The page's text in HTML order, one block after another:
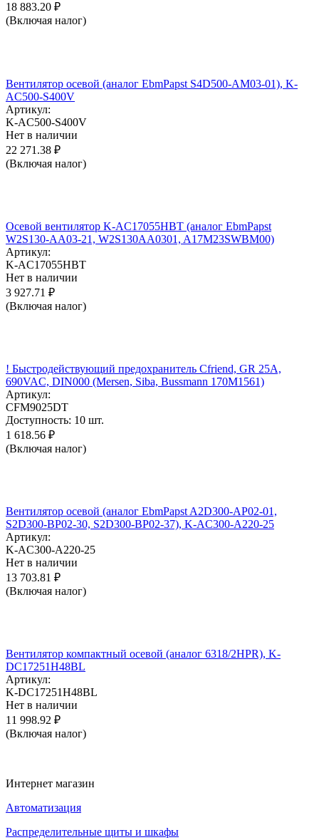
18 883.20 ₽
(Включая налог)
Вентилятор осевой (аналог EbmPapst S4D500-AM03-01), K-
AC500-S400V
Артикул:
K-AC500-S400V
Нет в наличии
22 271.38 ₽
(Включая налог)
Осевой вентилятор K-AC17055HBT (аналог EbmPapst
W2S130-AA03-21, W2S130AA0301, A17M23SWBM00)
Артикул:
K-AC17055HBT
Нет в наличии
3 927.71 ₽
(Включая налог)
! Быстродействующий предохранитель Cfriend, GR 25А,
690VAC, DIN000 (Mersen, Siba, Bussmann 170M1561)
Артикул:
CFM9025DT
Доступность: 10 шт.
1 618.56 ₽
(Включая налог)
Вентилятор осевой (аналог EbmPapst A2D300-AP02-01,
S2D300-BP02-30, S2D300-BP02-37), K-AC300-A220-25
Артикул:
K-AC300-A220-25
Нет в наличии
13 703.81 ₽
(Включая налог)
Вентилятор компактный осевой (аналог 6318/2HPR), K-
DC17251H48BL
Артикул:
K-DC17251H48BL
Нет в наличии
11 998.92 ₽
(Включая налог)
Интернет магазин
Автоматизация
Распределительные щиты и шкафы